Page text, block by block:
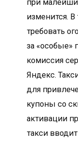
при
изменится.
требовать
за «особые»
комиссия
Яндекс.
для
купоны со
активации
такси